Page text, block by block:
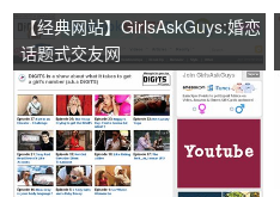
【经典网站】GirlsAskGuys:婚恋
话题式交友网